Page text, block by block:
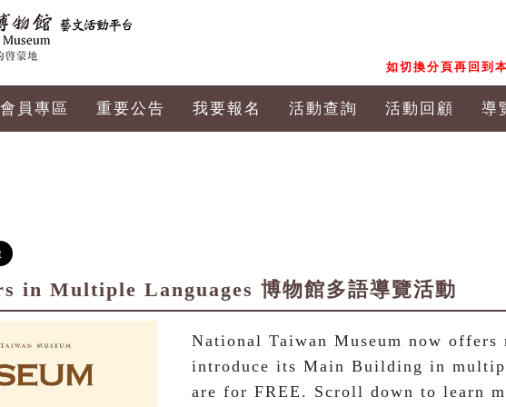
如切換分頁再回到
會員專區 重要公告 我要報名 活動查詢 活動回顧 導
in Multiple Languages 博物館多語導覽活動
National Taiwan Museum now
introduce its Main Building in
are for FREE. Scroll down to learn